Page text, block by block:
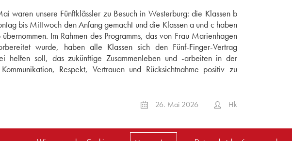
waren unsere Fünftklässler zu Besuch in Westerburg: die Klassen b
bis Mittwoch den Anfang gemacht und die Klassen a und c haben
Im Rahmen des Programms, das von Frau Marienhagen
wurde, haben alle Klassen sich den Fünf-Finger-Vertrag
helfen soll, das zukünftige Zusammenleben und -arbeiten in der
Respekt, Vertrauen und Rücksichtnahme positiv zu
26. Mai 2026 Hk